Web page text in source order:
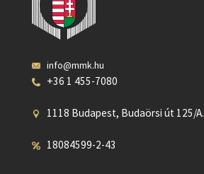
info@mmk.hu
+36 1 455-7080
1118 Budapest, Budaörsi út 125/A.
18084599-2-43